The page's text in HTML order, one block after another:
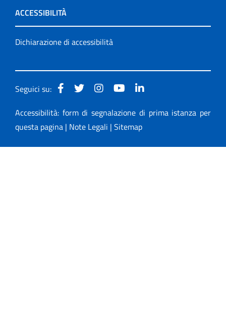
ACCESSIBILITÀ
Dichiarazione di accessibilità
Seguici su:
Accessibilità: form di segnalazione di prima istanza per
questa pagina | Note Legali | Sitemap